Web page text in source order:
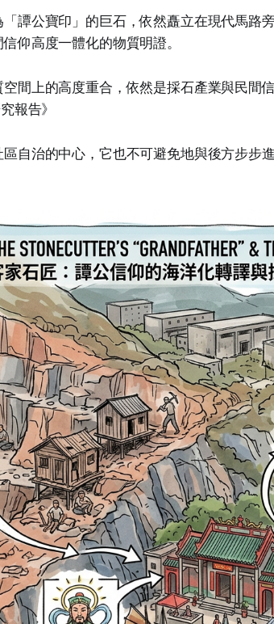
譚公寶印」的巨石，依然矗立在現代馬路
仰高度一體化的物質明證。
空間上的高度重合，依然是採石產業與民間
報告》
自治的中心，它也不可避免地與後方步步